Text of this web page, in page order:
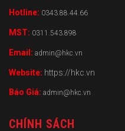
Hotline: 0343.88.44.66
MST: 0311.543.898
Email: admin@hkc.vn
Website: https://hkc.vn
Báo Giá: admin@hkc.vn
CHÍNH SÁCH